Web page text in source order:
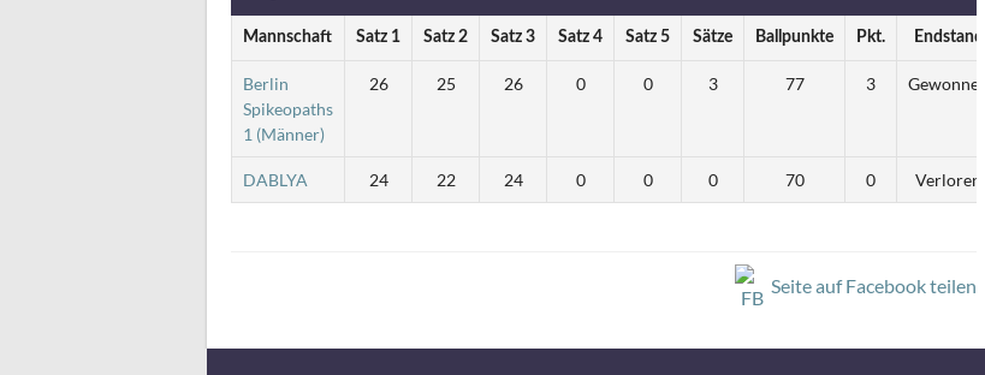
Mannschaft Satz 1 Satz 2 Satz 3 Satz 4 Satz 5 Sätze Ballpunkte Pkt. Endstand
Berlin
Spikeopaths
1 (Männer)
26 25 26 0 0 3 77 3 Gewonnen
DABLYA 24 22 24 0 0 0 70 0 Verloren
Seite auf Facebook teilen